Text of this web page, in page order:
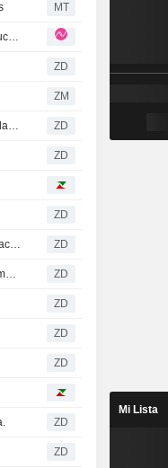
MT
Roche Holding: sólido segundo trimestre; la ejecución de la cartera de productos en fase avanzada, clave para una revalorización sostenida
ZD
ZM
ROCHE HOLDINGS AG : Goldman Sachs se mantiene neutral, sin recomendación. ZD
ZD
ZD
ROCHE HOLDINGS AG : Deutsche Bank se mantiene neutral, sin recomendación. ZD
ROCHE HOLDINGS AG : El Barclays continua con un recomendación de compra ZD
ZD
ZD
ZD
ZD
ZD
Mi Lista